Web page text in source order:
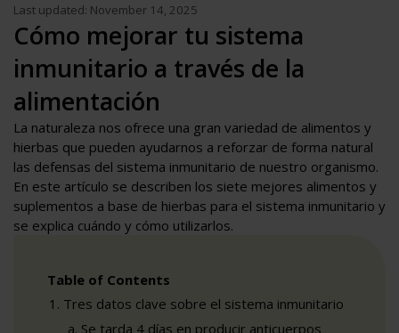
Last updated: November 14, 2025
Cómo mejorar tu sistema
inmunitario a través de la
alimentación
La naturaleza nos ofrece una gran variedad de alimentos y
hierbas que pueden ayudarnos a reforzar de forma natural
las defensas del sistema inmunitario de nuestro organismo.
En este artículo se describen los siete mejores alimentos y
suplementos a base de hierbas para el sistema inmunitario y
se explica cuándo y cómo utilizarlos.
Table of Contents
Tres datos clave sobre el sistema inmunitario
Se tarda 4 días en producir anticuerpos